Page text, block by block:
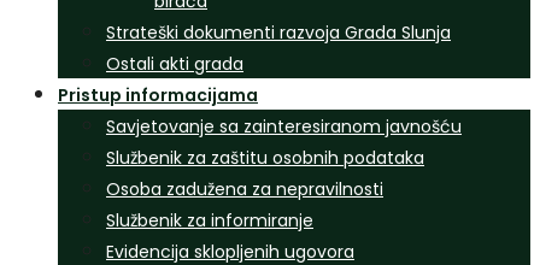
Strateški dokumenti razvoja Grada Slunja
Ostali akti grada
Pristup informacijama
Savjetovanje sa zainteresiranom javnošću
Službenik za zaštitu osobnih podataka
Osoba zadužena za nepravilnosti
Službenik za informiranje
Evidencija sklopljenih ugovora